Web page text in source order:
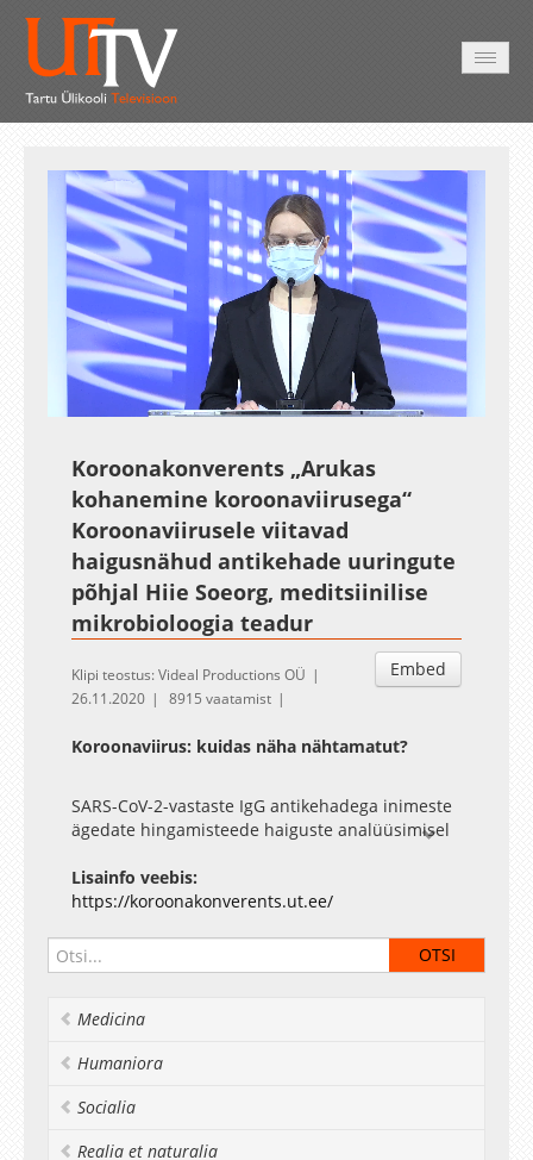
UnmuteLoaded :
4.01%
EsituskiirusedSubtitlesAuto
Koroonakonverents „Arukas
kohanemine koroonaviirusega“
Koroonaviirusele viitavad
haigusnähud antikehade uuringute
põhjal Hiie Soeorg, meditsiinilise
mikrobioloogia teadur
Embed
Klipi teostus: Videal Productions OÜ
26.11.2020
8915 vaatamist
Koroonaviirus: kuidas näha nähtamatut?
SARS-CoV-2-vastaste IgG antikehadega inimeste
ägedate hingamisteede haiguste analüüsimisel
mis ainult PCR-positiivsete patsientide põhjal
välja ei tule. Üksikute sümptomite iseseisva
eristamist parandada teatud sümptomite
koosesinemine. Uuringu eesmärk on analüüsida,
19-ga.
Lisainfo veebis:
https://koroonakonverents.ut.ee/
Medicina
Humaniora
Socialia
Realia et naturalia